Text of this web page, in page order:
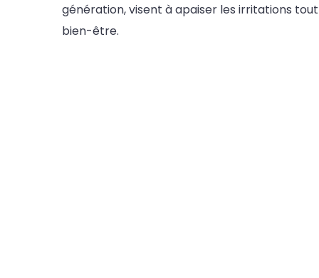
génération, visent à apaiser les irritations
bien-être.